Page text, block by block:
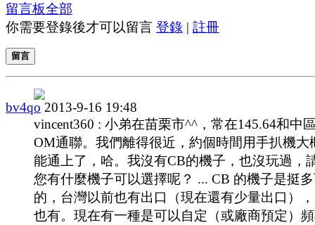
留言板全部
你需要登錄後才可以留言 登錄 | 註冊
留言
bv4qo 2013-9-16 19:48
vincent360 : 小弟在苗栗市^^，常在145.64和中
OM通聯。我們離得很近，約個時間用手扒機大
能通上了，哈。我沒有CB的機子，也沒玩過，
您有什麼機子可以選擇呢？ ... CB 的機子是挺
的，台灣以前也有出口（現在還有少量出口）
也有。現在有一種是可以自定（或廠商預定）